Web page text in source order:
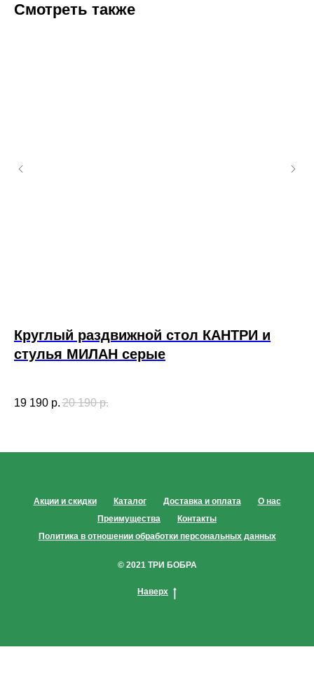
Смотреть также
Круглый раздвижной стол КАНТРИ и
стулья МИЛАН серые
19 190 р. 20 190 р.
Акции и скидки Каталог Доставка и оплата
О нас
Преимущества
Контакты
Политика в отношении обработки персональных данных
© 2021 ТРИ БОБРА
Наверх